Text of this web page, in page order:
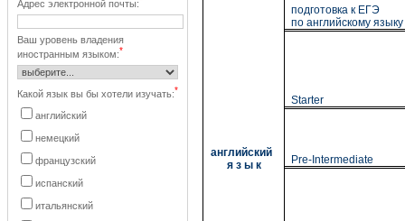
Адрес электронной почты:
Ваш уровень владения
иностранным языком:*
Какой язык вы бы хотели изучать:*
английский
немецкий
французский
испанский
итальянский
английский
я з ы к
подготовка к ЕГЭ
по английскому языку
Starter
Pre-Intermediate